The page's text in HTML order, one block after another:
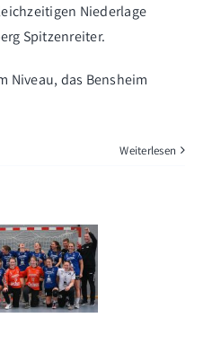
Niederlage
Spitzenreiter.
Niveau, das Bensheim
Weiterlesen